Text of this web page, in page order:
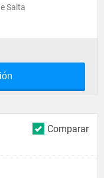
Salta
Comparar